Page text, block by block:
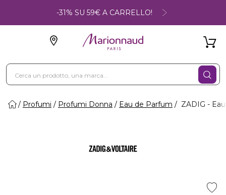
-31% SU 59€ A CARRELLO!
Profumi Profumi Donna Eau de Parfum ZADIG -